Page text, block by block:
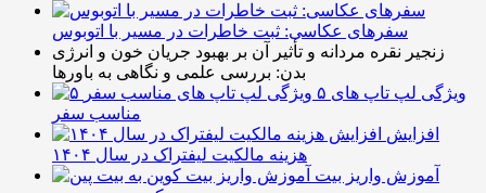
سفرهای عکاسی: ثبت خاطرات در مسیر با اتوبوس
زنجیر نقره مردانه و تأثیر آن بر بهبود جریان خون و انرژی
بدن: بررسی علمی و نگاهی به باورها
۵ ویژگی لپ تاپ های
مناسب سفر
افزایش
هزینه مالکیت لیفتراک در سال ۱۴۰۴
آموزش واریز بیت